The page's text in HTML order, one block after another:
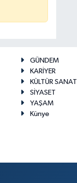
GÜNDEM
KARİYER
KÜLTÜR SANAT
SİYASET
YAŞAM
Künye